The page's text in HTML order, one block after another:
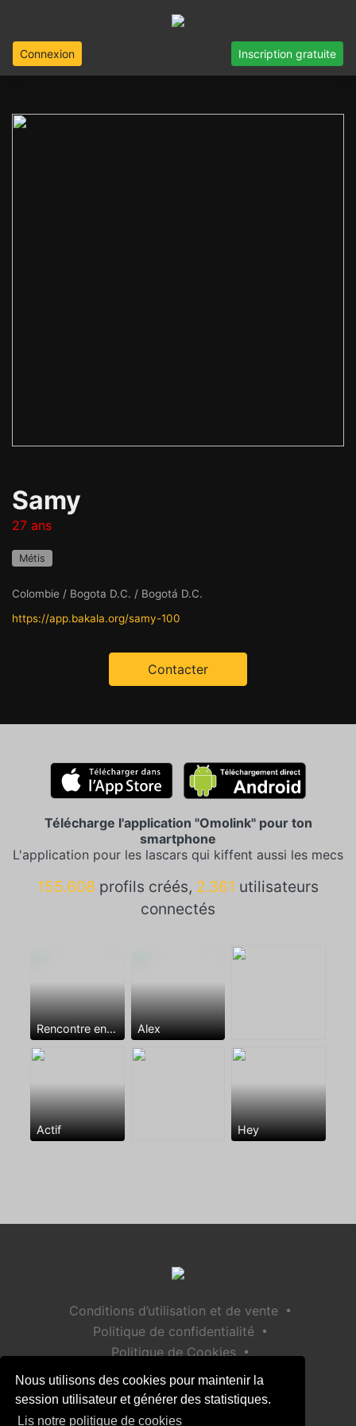
Nous utilisons des cookies pour maintenir la
session utilisateur et générer des statistiques.
Lis notre politique de cookies
Connexion Inscription gratuite
Samy
27 ans
Métis
Colombie / Bogota D.C. / Bogotá D.C.
https://app.bakala.org/samy-100
Contacter
Télécharge l'application "Omolink" pour ton
smartphone
L'application pour les lascars qui kiffent aussi les mecs
155.608 profils créés, 2.361 utilisateurs
connectés
Rencontre entre mecs Alex
Actif Hey
Conditions d’utilisation et de vente •
Politique de confidentialité •
Politique de Cookies •
Politique de sécurité des enfants
Aide / Contact